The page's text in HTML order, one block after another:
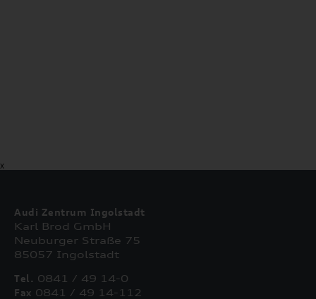
X
Audi Zentrum Ingolstadt
Karl Brod GmbH
Neuburger Straße 75
85057 Ingolstadt
Tel. 0841 / 49 14-0
Fax 0841 / 49 14-112